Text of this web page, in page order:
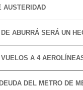
AUSTERIDAD
ABURRÁ SERÁ UN
A 4
DEL METRO DE